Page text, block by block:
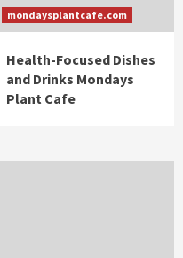
mondaysplantcafe.com
Health-Focused Dishes
and Drinks Mondays
Plant Cafe